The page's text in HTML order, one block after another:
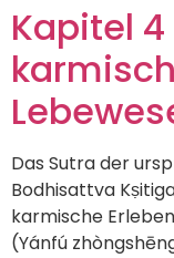
Kapitel
Das Sutra der
Bodhisattva
karmische
(Yánfú